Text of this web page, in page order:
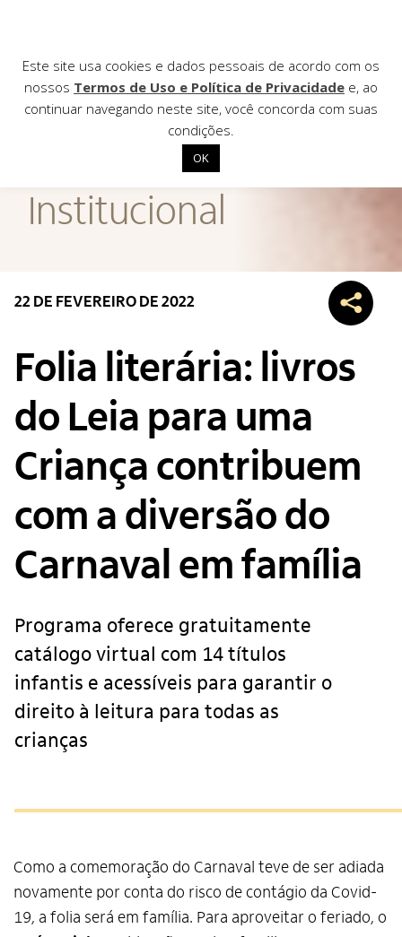
Institucional
Editais
Contato
Institucional
22 DE FEVEREIRO DE 2022
Folia literária: livros
do Leia para uma
Criança contribuem
com a diversão do
Carnaval em família
Programa oferece gratuitamente
catálogo virtual com 14 títulos
infantis e acessíveis para garantir o
direito à leitura para todas as
crianças
Como a comemoração do Carnaval teve de ser adiada
novamente por conta do risco de contágio da Covid-
19, a folia será em família. Para aproveitar o feriado, o
Este site usa cookies e dados pessoais de acordo com os
nossos Termos de Uso e Política de Privacidade e, ao
continuar navegando neste site, você concorda com suas
condições.
OK